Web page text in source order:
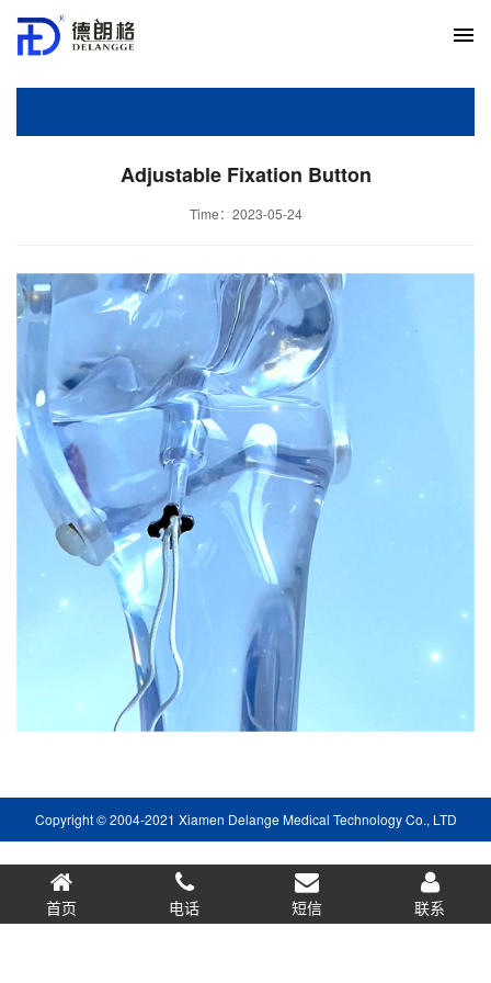
Adjustable Fixation Button
Time：2023-05-24
Copyright © 2004-2021 Xiamen Delange Medical Technology Co., LTD
首页 电话 短信 联系
0.054778s